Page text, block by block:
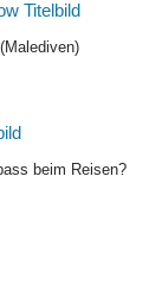
beim Reisen?